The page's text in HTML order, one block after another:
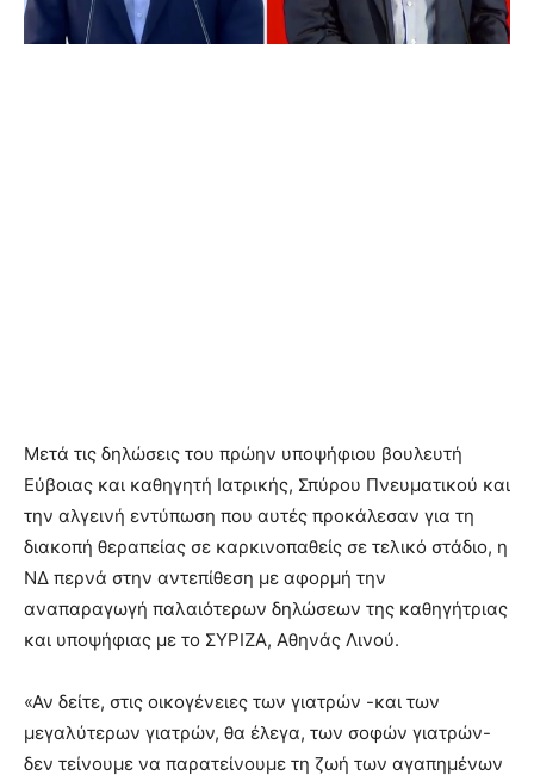
Μετά τις δηλώσεις του πρώην υποψήφιου βουλευτή
Εύβοιας και καθηγητή Ιατρικής, Σπύρου Πνευματικού και
την αλγεινή εντύπωση που αυτές προκάλεσαν για τη
διακοπή θεραπείας σε καρκινοπαθείς σε τελικό στάδιο, η
ΝΔ περνά στην αντεπίθεση με αφορμή την
αναπαραγωγή παλαιότερων δηλώσεων της καθηγήτριας
και υποψήφιας με το ΣΥΡΙΖΑ, Αθηνάς Λινού.
«Αν δείτε, στις οικογένειες των γιατρών -και των
μεγαλύτερων γιατρών, θα έλεγα, των σοφών γιατρών-
δεν τείνουμε να παρατείνουμε τη ζωή των αγαπημένων